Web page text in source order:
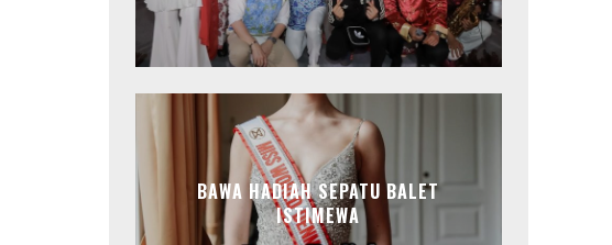
BAWA HADIAH SEPATU BALET
ISTIMEWA